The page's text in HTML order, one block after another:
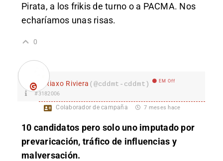
Pirata, a los frikis de turno o a PACMA. Nos
echaríamos unas risas.
0
Riaxo Riviera (@cddmt-cddmt) EM Off
#3182006
Colaborador de campaña 7 meses hace
10 candidatos pero solo uno imputado por
prevaricación, tráfico de influencias y
malversación.